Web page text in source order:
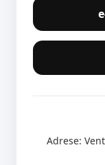
Adrese: